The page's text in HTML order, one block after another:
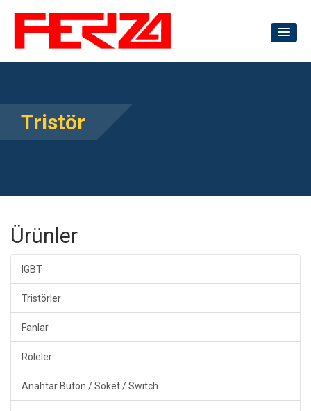
Tristör
Ürünler
IGBT
Tristörler
Fanlar
Röleler
Anahtar Buton / Soket / Switch